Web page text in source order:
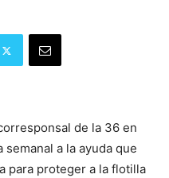
de la 36 en
a la ayuda que
para proteger a la flotilla